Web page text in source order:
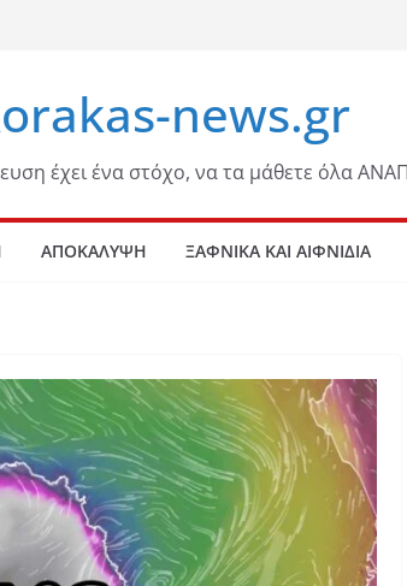
news.gr
έχει ένα στόχο, να τα μάθετε όλα
ΑΠΟΚΑΛΥΨΗ ΞΑΦΝΙΚΑ ΚΑΙ ΑΙΦΝΙΔΙΑ